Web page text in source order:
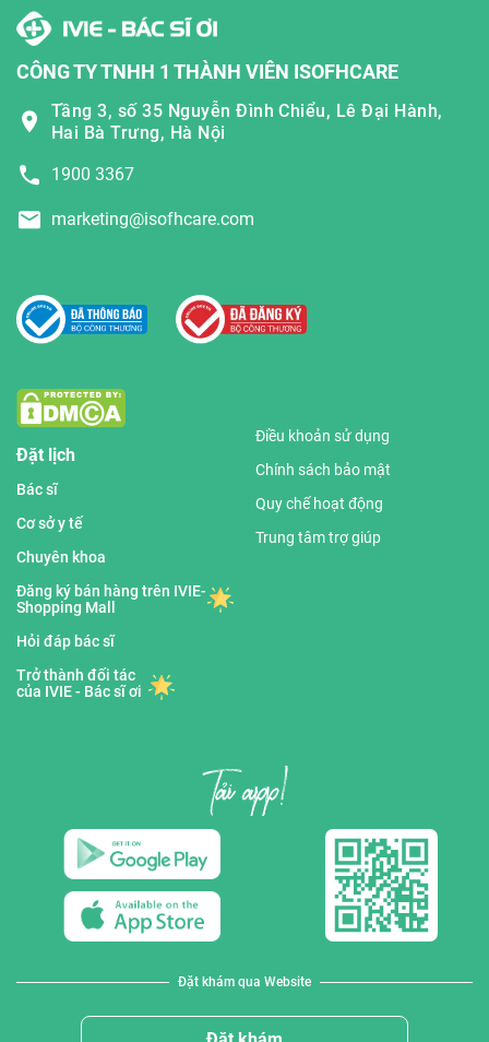
CÔNG TY TNHH 1 THÀNH VIÊN ISOFHCARE
Tầng 3, số 35 Nguyễn Đình Chiểu, Lê Đại Hành,
Hai Bà Trưng, Hà Nội
1900 3367
marketing@isofhcare.com
Đặt lịch
Bác sĩ
Cơ sở y tế
Chuyên khoa
Đăng ký bán hàng trên IVIE-
Shopping Mall
Hỏi đáp bác sĩ
Trở thành đối tác
của IVIE - Bác sĩ ơi
Điều khoản sử dụng
Chính sách bảo mật
Quy chế hoạt động
Trung tâm trợ giúp
Đặt khám qua Website